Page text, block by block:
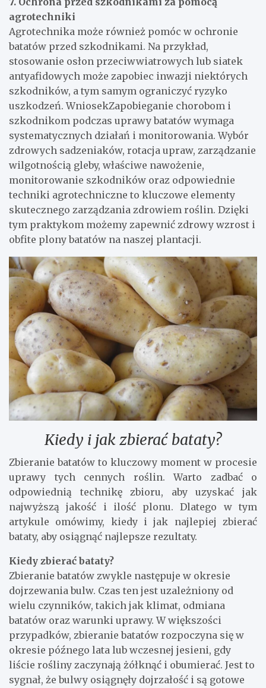
agrotechniki
Agrotechnika może również pomóc w ochronie
batatów przed szkodnikami. Na przykład,
stosowanie osłon przeciwwiatrowych lub siatek
antyafidowych może zapobiec inwazji niektórych
szkodników, a tym samym ograniczyć ryzyko
uszkodzeń. WniosekZapobieganie chorobom i
szkodnikom podczas uprawy batatów wymaga
systematycznych działań i monitorowania. Wybór
zdrowych sadzeniaków, rotacja upraw, zarządzanie
wilgotnością gleby, właściwe nawożenie,
monitorowanie szkodników oraz odpowiednie
techniki agrotechniczne to kluczowe elementy
skutecznego zarządzania zdrowiem roślin. Dzięki
tym praktykom możemy zapewnić zdrowy wzrost i
obfite plony batatów na naszej plantacji.
Kiedy i jak zbierać bataty?
Zbieranie batatów to kluczowy moment w procesie
uprawy tych cennych roślin. Warto zadbać o
odpowiednią technikę zbioru, aby uzyskać jak
najwyższą jakość i ilość plonu. Dlatego w tym
artykule omówimy, kiedy i jak najlepiej zbierać
bataty, aby osiągnąć najlepsze rezultaty.
Kiedy zbierać bataty?
Zbieranie batatów zwykle następuje w okresie
dojrzewania bulw. Czas ten jest uzależniony od
wielu czynników, takich jak klimat, odmiana
batatów oraz warunki uprawy. W większości
przypadków, zbieranie batatów rozpoczyna się w
okresie późnego lata lub wczesnej jesieni, gdy
liście rośliny zaczynają żółknąć i obumierać. Jest to
sygnał, że bulwy osiągnęły dojrzałość i są gotowe